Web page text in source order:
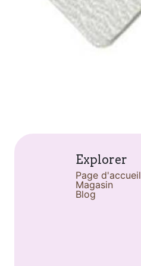
Explorer
Page d'accueil
Magasin
Blog